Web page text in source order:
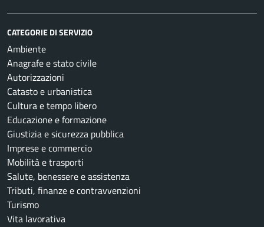
CATEGORIE DI SERVIZIO
Ambiente
Anagrafe e stato civile
Autorizzazioni
Catasto e urbanistica
Cultura e tempo libero
Educazione e formazione
Giustizia e sicurezza pubblica
Imprese e commercio
Mobilità e trasporti
Salute, benessere e assistenza
Tributi, finanze e contravvenzioni
Turismo
Vita lavorativa